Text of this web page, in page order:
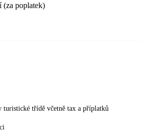
(za poplatek)
turistické třídě včetně tax a příplatků